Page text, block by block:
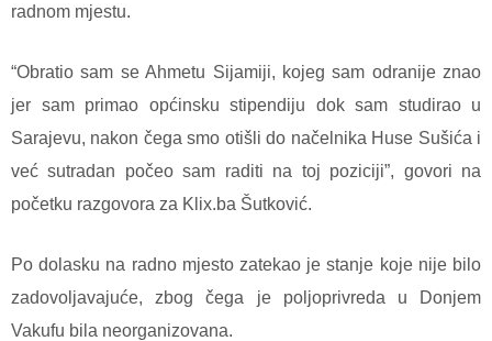
radnom mjestu.
“Obratio sam se Ahmetu Sijamiji, kojeg sam odranije znao
jer sam primao općinsku stipendiju dok sam studirao u
Sarajevu, nakon čega smo otišli do načelnika Huse Sušića i
već sutradan počeo sam raditi na toj poziciji”, govori na
početku razgovora za Klix.ba Šutković.
Po dolasku na radno mjesto zatekao je stanje koje nije bilo
zadovoljavajuće, zbog čega je poljoprivreda u Donjem
Vakufu bila neorganizovana.